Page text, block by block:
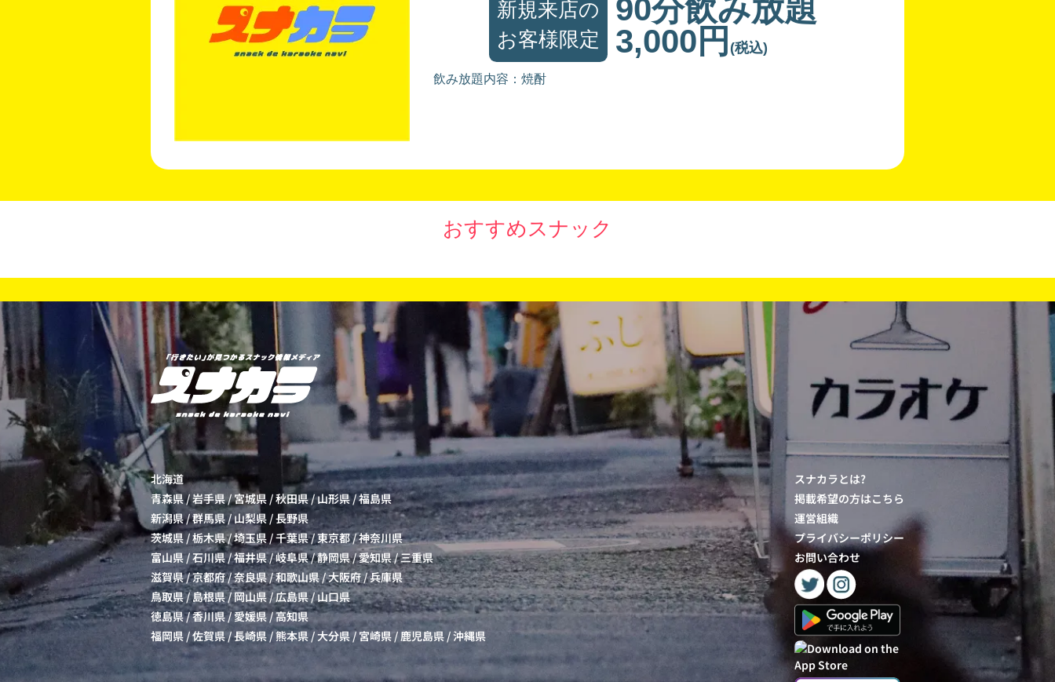
新規来店の
お客様限定
90分飲み放題
3,000円 (税込)
飲み放題内容：焼酎
おすすめスナック
北海道
青森県/岩手県/宮城県 /秋田県/山形県/福島県
新潟県/群馬県/山梨県 /長野県
茨城県/栃木県/埼玉県 /千葉県/東京都/神奈川県
富山県/石川県/福井県/岐阜県/静岡県/愛知県/三重県
滋賀県/京都府/奈良県/和歌山県/大阪府/兵庫県
鳥取県/島根県/岡山県/広島県/山口県
徳島県/香川県/愛媛県/高知県
福岡県 /佐賀県/長崎県 /熊本県 /大分県/ 宮崎県/鹿児島県 /沖縄県
スナカラとは?
掲載希望の方はこちら
運営組織
プライバシーポリシー
お問い合わせ